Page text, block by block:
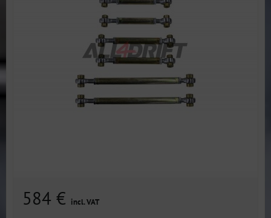
584 € incl. VAT